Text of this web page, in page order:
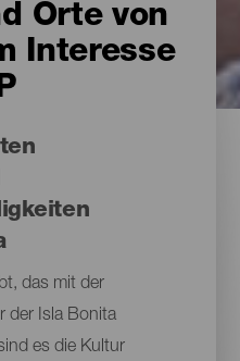
Orte von
Interesse
das mit der
der Isla Bonita
es die Kultur